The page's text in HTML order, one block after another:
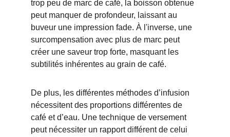
trop peu de marc de café, la boisson obtenue
peut manquer de profondeur, laissant au
buveur une impression fade. À l'inverse, une
surcompensation avec plus de marc peut
créer une saveur trop forte, masquant les
subtilités inhérentes au grain de café.
De plus, les différentes méthodes d’infusion
nécessitent des proportions différentes de
café et d’eau. Une technique de versement
peut nécessiter un rapport différent de celui